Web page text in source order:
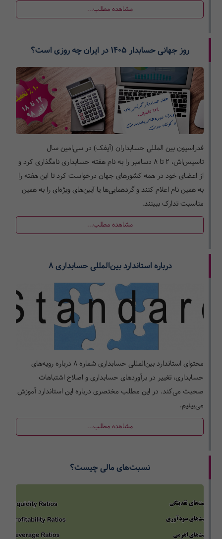
مشاهده مطلب...
روز جهانی حسابدار 1405 در ایران چه روزی است؟
فدراسیون بین المللی حسابداران (آیفک) در سی‌امین سال
تاسیس‌اش، 2 تا 8 دسامبر را به نام هفته حسابداری نامگذاری کرد و
از اعضای خود در همه کشورهای جهان درخواست کرد تا این هفته را
به همین نام اعلام کنند و گردهمایی‌ها یا آیین‌های ویژه‌ای را به همین
مناسبت تدارک ببینند.
مشاهده مطلب...
درباره استاندارد بین­‌المللی حسابداری 8
محتوای استاندارد بین­‌المللی حسابداری شماره 8 درباره رویه­‌های
حسابداری، تغییر در برآوردهای حسابداری و اصلاح اشتباهات
صحبت می‌کند. در این مطلب مختصری درباره این استاندارد آموزش
می‌بینیم.
مشاهده مطلب...
نسبت‌های مالی چیست؟